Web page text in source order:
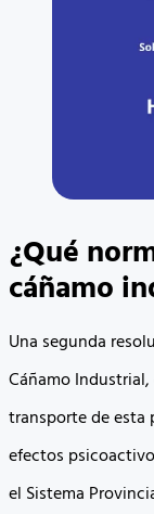
¿Qué
cáñamo
Una segunda
Cáñamo
transporte de esta
efectos
el Sistema